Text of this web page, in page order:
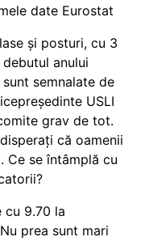
date Eurostat
și posturi, cu 3
anului
semnalate de
USLI
grav de tot.
că oamenii
Ce se întâmplă cu
cu 9.70 la
prea sunt mari